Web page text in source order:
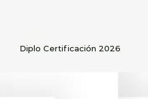
Diplo Certificación 2026